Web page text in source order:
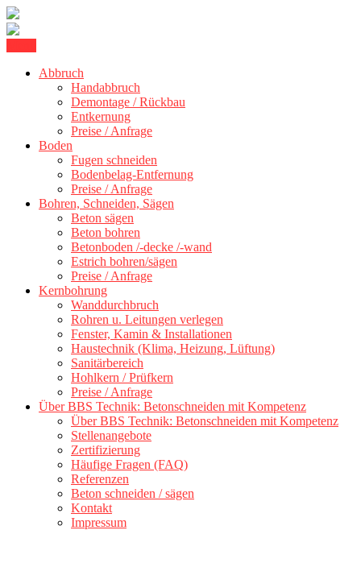
content
BBS Technik GmbH
300 kmAbbruch
Handabbruch
Demontage / Rückbau
Entkernung
Preise / Anfrage
Boden
Fugen schneiden
Bodenbelag-Entfernung
Preise / Anfrage
Bohren, Schneiden, Sägen
Beton sägen
Beton bohren
Betonboden /-decke /-wand
Estrich bohren/sägen
Preise / Anfrage
Kernbohrung
Wanddurchbruch
Rohren u. Leitungen verlegen
Fenster, Kamin & Installationen
Haustechnik (Klima, Heizung, Lüftung)
Sanitärbereich
Hohlkern / Prüfkern
Preise / Anfrage
Über BBS Technik: Betonschneiden mit Kompetenz
Über BBS Technik: Betonschneiden mit Kompetenz
Stellenangebote
Zertifizierung
Häufige Fragen (FAQ)
Referenzen
Beton schneiden / sägen
Kontakt
Impressum